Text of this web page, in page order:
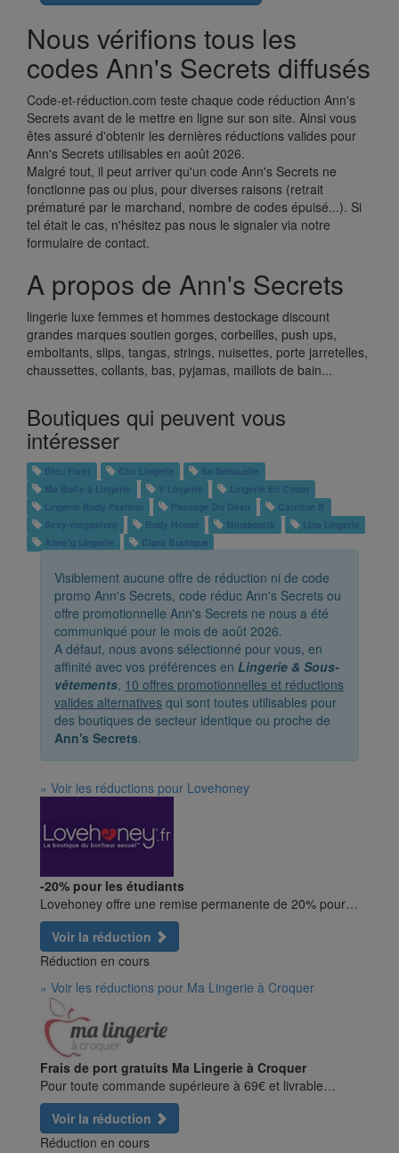
Nous vérifions tous les
codes Ann's Secrets diffusés
Code-et-réduction.com teste chaque code réduction Ann's
Secrets avant de le mettre en ligne sur son site. Ainsi vous
êtes assuré d'obtenir les dernières réductions valides pour
Ann's Secrets utilisables en août 2026.
Malgré tout, il peut arriver qu'un code Ann's Secrets ne
fonctionne pas ou plus, pour diverses raisons (retrait
prématuré par le marchand, nombre de codes épuisé...). Si
tel était le cas, n'hésitez pas nous le signaler via notre
formulaire de contact.
A propos de Ann's Secrets
lingerie luxe femmes et hommes destockage discount
grandes marques soutien gorges, corbeilles, push ups,
emboitants, slips, tangas, strings, nuisettes, porte jarretelles,
chaussettes, collants, bas, pyjamas, maillots de bain...
Boutiques qui peuvent vous
intéresser
Bleu Forêt Clic Lingerie
So Sensuelle
Ma Boîte à Lingerie
V Lingerie
Lingerie En Coton
Lingerie Body Fashion
Passage Du Désir
Caroline B
Sexy-megastore
Body House Minaboutik
Lina Lingerie
Anne'g Lingerie
Clara Boutique
Visiblement aucune offre de réduction ni de code
promo Ann's Secrets, code réduc Ann's Secrets ou
offre promotionnelle Ann's Secrets ne nous a été
communiqué pour le mois de août 2026.
A défaut, nous avons sélectionné pour vous, en
affinité avec vos préférences en Lingerie & Sous-
vêtements, 10 offres promotionnelles et réductions
valides alternatives qui sont toutes utilisables pour
des boutiques de secteur identique ou proche de
Ann's Secrets.
» Voir les réductions pour Lovehoney
-20% pour les étudiants
Lovehoney offre une remise permanente de 20% pour…
Voir la réduction
Réduction en cours
» Voir les réductions pour Ma Lingerie à Croquer
Frais de port gratuits Ma Lingerie à Croquer
Pour toute commande supérieure à 69€ et livrable…
Voir la réduction
Réduction en cours